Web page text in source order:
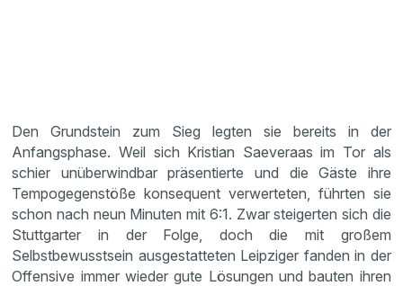
Den Grundstein zum Sieg legten sie bereits in der
Anfangsphase. Weil sich Kristian Saeveraas im Tor als
schier unüberwindbar präsentierte und die Gäste ihre
Tempogegenstöße konsequent verwerteten, führten sie
schon nach neun Minuten mit 6:1. Zwar steigerten sich die
Stuttgarter in der Folge, doch die mit großem
Selbstbewusstsein ausgestatteten Leipziger fanden in der
Offensive immer wieder gute Lösungen und bauten ihren